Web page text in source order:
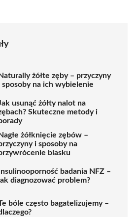
Naturally żółte zęby – przyczyny
sposoby na ich wybielenie
usunąć żółty nalot na
Skuteczne metody i
Nagłe żółknięcie zębów –
i sposoby na
blasku
Insulinooporność badania NFZ –
diagnozować problem?
bóle często bagatelizujemy –